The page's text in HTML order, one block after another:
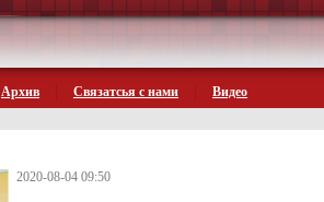
Архив Связатсья с нами Видео
2020-08-04 09:50